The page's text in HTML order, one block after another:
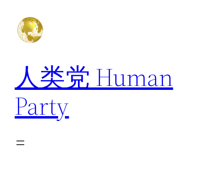
人类党 Human
Party